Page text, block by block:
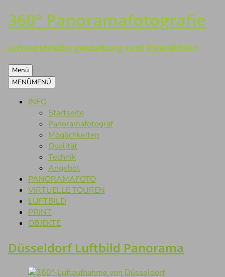
Zum
Inhalt
360° Panoramafotografie
schnurstracks gestaltung und interaktion
Menü
MENÜMENÜ
INFO
Startseite
Panoramafotograf
Möglichkeiten
Qualität
Technik
Angebot
PANORAMAFOTO
VIRTUELLE TOUREN
LUFTBILD
PRINT
OBJEKTE
Düsseldorf Luftbild Panorama